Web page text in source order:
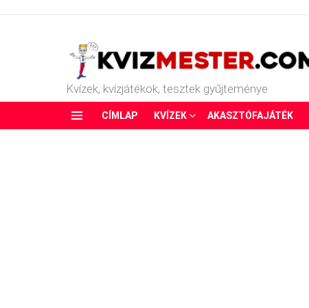
Kvízek, kvízjátékok, tesztek gyűjteménye
CÍMLAP KVÍZEK AKASZTÓFAJÁTÉK